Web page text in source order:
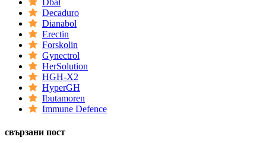
Dbal
Decaduro
Dianabol
Erectin
Forskolin
Gynectrol
HerSolution
HGH-X2
HyperGH
Ibutamoren
Immune Defence
свързани пост